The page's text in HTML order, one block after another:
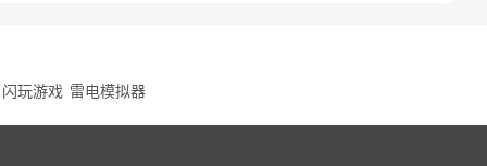
闪玩游戏 雷电模拟器